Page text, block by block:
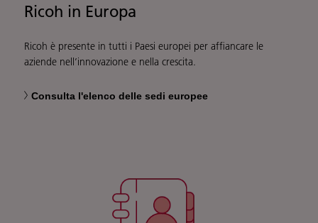
Ricoh in Europa
Ricoh è presente in tutti i Paesi europei per affiancare le
aziende nell’innovazione e nella crescita.
Consulta l'elenco delle sedi europee